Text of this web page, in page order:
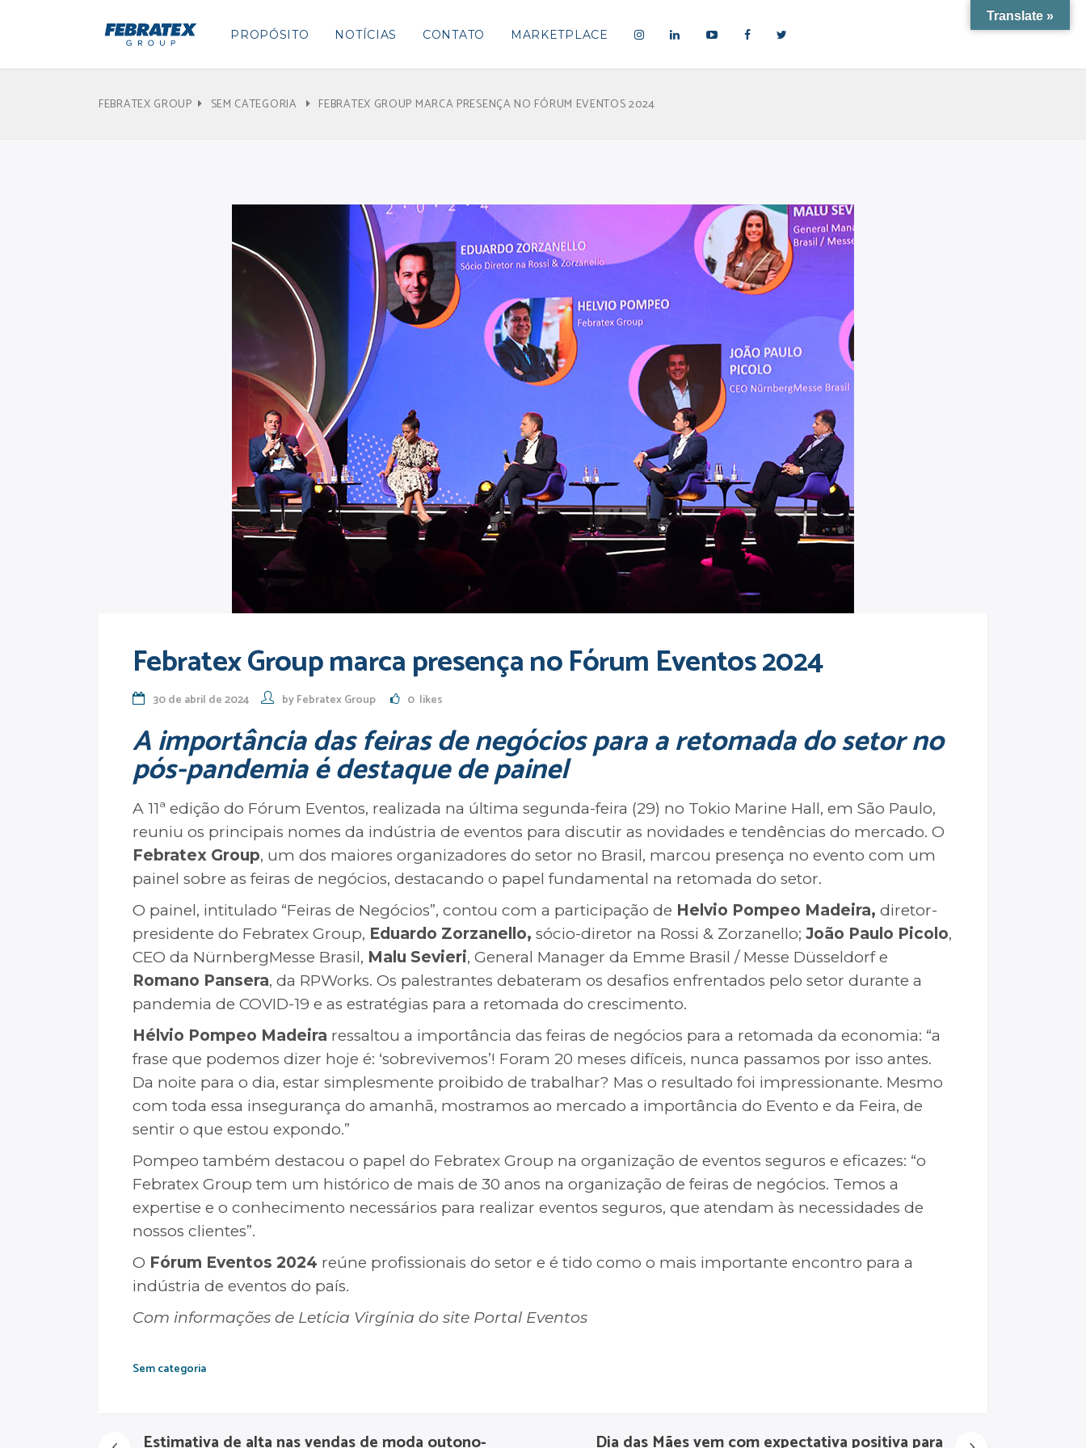
PROPÓSITO NOTÍCIAS CONTATO MARKETPLACE
FEBRATEX GROUP SEM CATEGORIA FEBRATEX GROUP MARCA PRESENÇA NO FÓRUM EVENTOS 2024
Febratex Group marca presença no Fórum Eventos 2024
30 de abril de 2024 byFebratex Group 0 likes
A importância das feiras de negócios para a retomada do setor no
pós-pandemia é destaque de painel
A 11ª edição do Fórum Eventos, realizada na última segunda-feira (29) no Tokio Marine Hall, em São Paulo,
reuniu os principais nomes da indústria de eventos para discutir as novidades e tendências do mercado. O
Febratex Group, um dos maiores organizadores do setor no Brasil, marcou presença no evento com um
painel sobre as feiras de negócios, destacando o papel fundamental na retomada do setor.
O painel, intitulado “Feiras de Negócios”, contou com a participação de Helvio Pompeo Madeira, diretor-
presidente do Febratex Group, Eduardo Zorzanello, sócio-diretor na Rossi & Zorzanello; João Paulo Picolo,
CEO da NürnbergMesse Brasil, Malu Sevieri, General Manager da Emme Brasil / Messe Düsseldorf e
Romano Pansera, da RPWorks. Os palestrantes debateram os desafios enfrentados pelo setor durante a
pandemia de COVID-19 e as estratégias para a retomada do crescimento.
Hélvio Pompeo Madeira ressaltou a importância das feiras de negócios para a retomada da economia: “a
frase que podemos dizer hoje é: ‘sobrevivemos’! Foram 20 meses difíceis, nunca passamos por isso antes.
Da noite para o dia, estar simplesmente proibido de trabalhar? Mas o resultado foi impressionante. Mesmo
com toda essa insegurança do amanhã, mostramos ao mercado a importância do Evento e da Feira, de
sentir o que estou expondo.”
Pompeo também destacou o papel do Febratex Group na organização de eventos seguros e eficazes: “o
Febratex Group tem um histórico de mais de 30 anos na organização de feiras de negócios. Temos a
expertise e o conhecimento necessários para realizar eventos seguros, que atendam às necessidades de
nossos clientes”.
O Fórum Eventos 2024 reúne profissionais do setor e é tido como o mais importante encontro para a
indústria de eventos do país.
Com informações de Letícia Virgínia do site Portal Eventos
Sem categoria
Translate »